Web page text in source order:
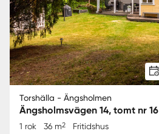
Torshälla - Ängsholmen
Ängsholmsvägen 14, tomt nr 16
1 rok 36 m2 Fritidshus